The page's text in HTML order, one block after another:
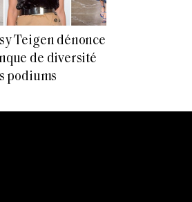
Teigen dénonce
de diversité
podiums